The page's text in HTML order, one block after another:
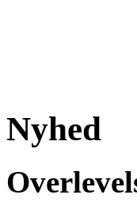
Nyhed